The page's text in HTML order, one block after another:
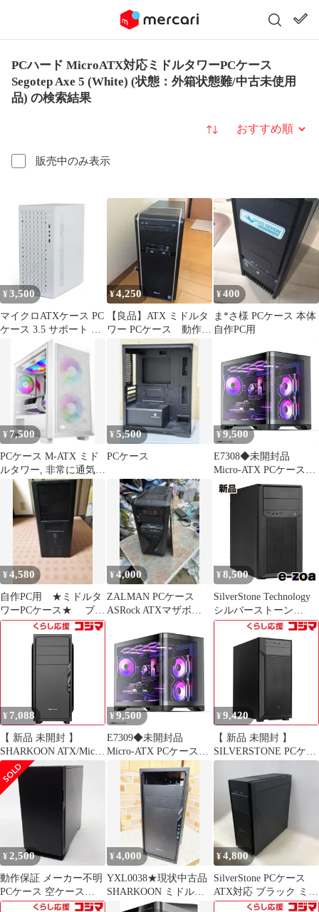
PCハード MicroATX対応ミドルタワーPCケース
Segotep Axe 5 (White) (状態：外箱状態難/中古未使用
品) の検索結果
販売中のみ表示
並び替え
¥ 3,500
マイクロATXケース PC
ケース 3.5 サポート ホ
¥4,250
【良品】ATX ミドルタ
ワー PCケース 動作確
認済み、おまけ多数！
¥400
ま*さ様 PCケース 本体
自作PC用
¥ 7,500
PCケース M-ATX ミド
ルタワー, 非常に通気性
の高い メッシュメタル
¥5,500
PCケース
¥ 9,500
E7308◆未開封品
Micro-ATX PCケース
AsiaHorse Peasus-Black
ミドルタワー 360mmラ
ジエーター対応
¥4,580
自作PC用 ★ミドルタ
ワーPCケース★ ブラ
ック
¥4,000
ZALMAN PCケース
ASRock ATXマザボ
¥ 8,500
SilverStone Technology
シルバーストーン
Micro-ATX ミニタワー
ケース SST-FA313-B-C
¥ 7,088
【 新品 未開封 】
SHARKOON ATX/Micro
ATX対応ミドルタワー
PCケース (電源なし・
ブラック) SHA-VS4-
VBK 未使用 送料無料
¥9,500
E7309◆未開封品
Micro-ATX PCケース
AsiaHorse Peasus-Black
ミドルタワー 360mmラ
ジエーター対応
¥ 9,420
【 新品 未開封 】
SILVERSTONE PCケー
ス［ATX /Micro ATX
/Mini-ITX］FARA 513
ブラック SST-FA513-B-
C 未使用 送料無料
¥2,500
動作保証 メーカー不明
PCケース 空ケース
#16356
¥4,000
YXL0038★現状中古品
SHARKOON ミドルタ
ワーケース
¥4,800
SilverStone PCケース
ATX対応 ブラック ミド
ルタワー USB3.0 フロ